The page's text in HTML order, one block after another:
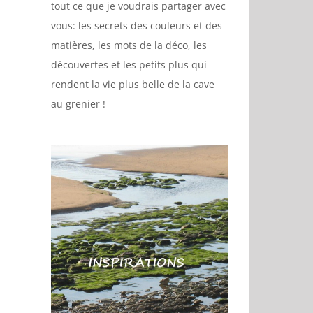
tout ce que je voudrais partager avec
vous: les secrets des couleurs et des
matières, les mots de la déco, les
découvertes et les petits plus qui
rendent la vie plus belle de la cave
au grenier !